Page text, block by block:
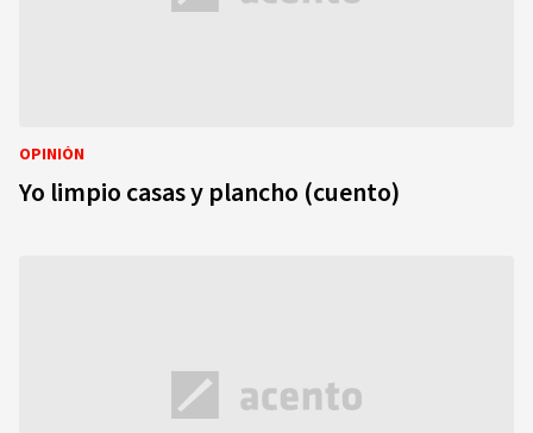
OPINIÓN
Yo limpio casas y plancho (cuento)